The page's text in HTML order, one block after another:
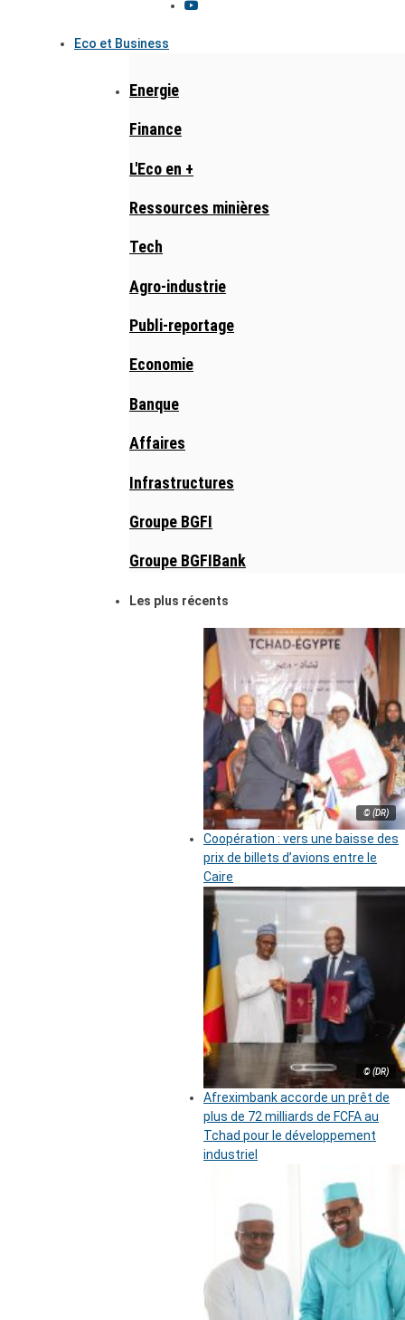
Eco et Business
Energie
Finance
L'Eco en +
Ressources minières
Tech
Agro-industrie
Publi-reportage
Economie
Banque
Affaires
Infrastructures
Groupe BGFI
Groupe BGFIBank
Les plus récents
© (DR)
Coopération : vers une baisse des
prix de billets d’avions entre le
Caire
© (DR)
Afreximbank accorde un prêt de
plus de 72 milliards de FCFA au
Tchad pour le développement
industriel